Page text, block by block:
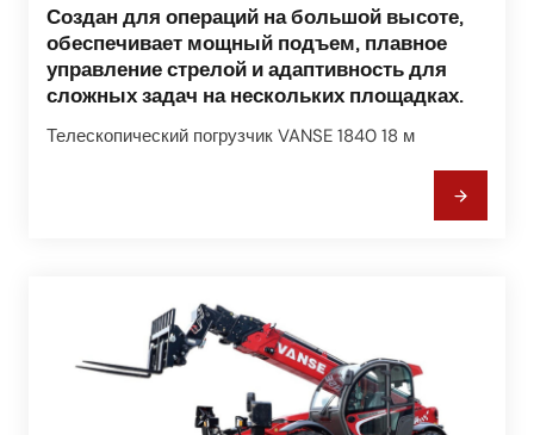
Создан для операций на большой высоте,
обеспечивает мощный подъем, плавное
управление стрелой и адаптивность для
сложных задач на нескольких площадках.
Телескопический погрузчик VANSE 1840 18 м